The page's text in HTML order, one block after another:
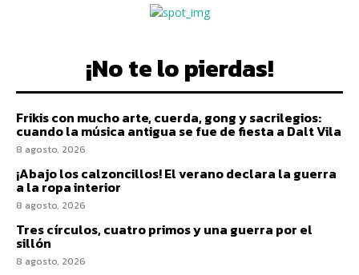
¡No te lo pierdas!
Frikis con mucho arte, cuerda, gong y sacrilegios:
cuando la música antigua se fue de fiesta a Dalt Vila
8 agosto, 2026
¡Abajo los calzoncillos! El verano declara la guerra
a la ropa interior
8 agosto, 2026
Tres círculos, cuatro primos y una guerra por el
sillón
8 agosto, 2026